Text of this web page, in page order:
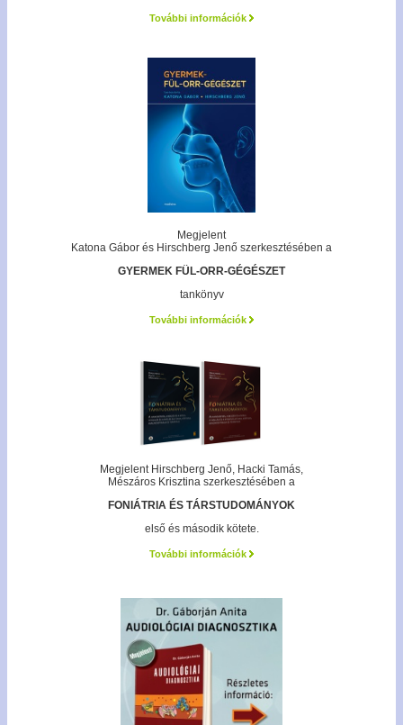
További információk
Megjelent
Katona Gábor és Hirschberg Jenő szerkesztésében a
GYERMEK FÜL-ORR-GÉGÉSZET
tankönyv
További információk
Megjelent Hirschberg Jenő, Hacki Tamás,
Mészáros Krisztina szerkesztésében a
FONIÁTRIA ÉS TÁRSTUDOMÁNYOK
első és második kötete.
További információk